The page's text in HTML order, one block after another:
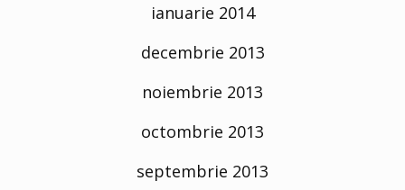
ianuarie 2014
decembrie 2013
noiembrie 2013
octombrie 2013
septembrie 2013